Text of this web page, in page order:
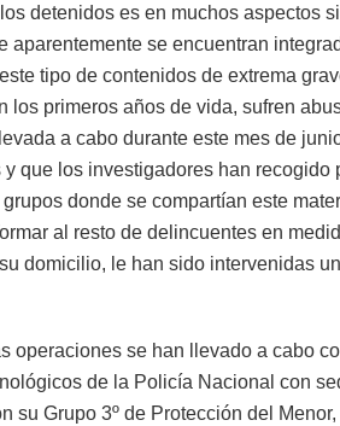
detenidos es en muchos aspectos
aparentemente se encuentran
tipo de contenidos de extrema
los primeros años de vida, sufren
a cabo durante este mes de
que los investigadores han
donde se compartían este
al resto de delincuentes en
domicilio, le han sido intervenidas
operaciones se han llevado a cabo
de la Policía Nacional con
su Grupo 3º de Protección del